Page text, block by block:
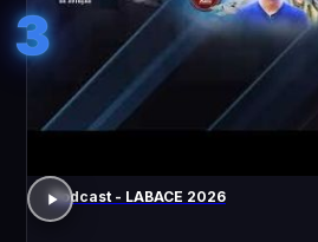
3
Podcast - LABACE 2026